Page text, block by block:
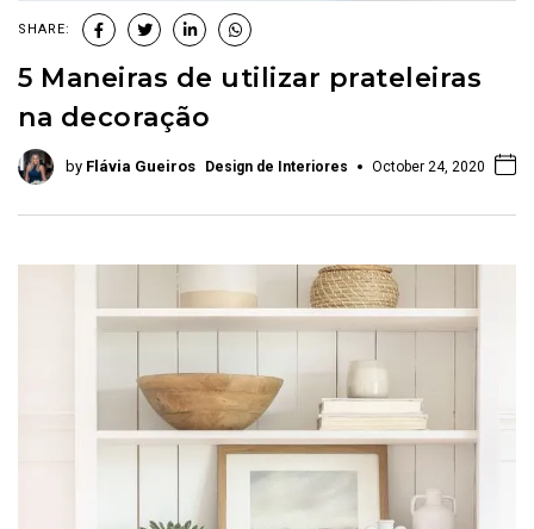
SHARE:
5 Maneiras de utilizar prateleiras
na decoração
by Flávia Gueiros Design de Interiores October 24, 2020